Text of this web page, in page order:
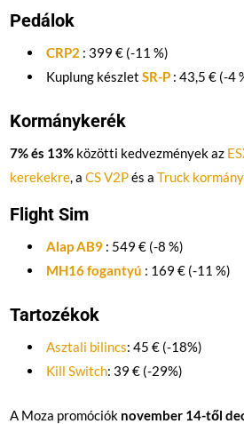
Pedálok
CRP2 : 399 € (-11 %)
Kuplung készletSR-P : 43,5 € (-4
Kormánykerék
7% és 13% közötti kedvezmények az
kerekekre , aCS V2Pés aTruck
Flight Sim
Alap AB9 : 549 € (-8 %)
MH16 fogantyú : 169 € (-11 %)
Tartozékok
Asztali bilincs: 45 € (-18%)
Kill Switch: 39 € (-29%)
A Moza promóciók november 14-től